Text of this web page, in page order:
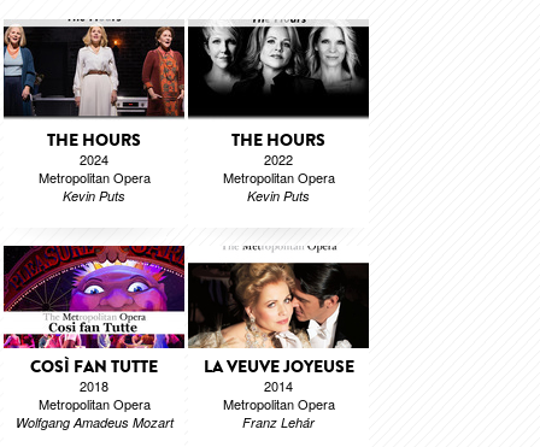
THE HOURS
2024
Metropolitan Opera
Kevin Puts
THE HOURS
2022
Metropolitan Opera
Kevin Puts
COSÌ FAN TUTTE
2018
Metropolitan Opera
Wolfgang Amadeus Mozart
LA VEUVE JOYEUSE
2014
Metropolitan Opera
Franz Lehár